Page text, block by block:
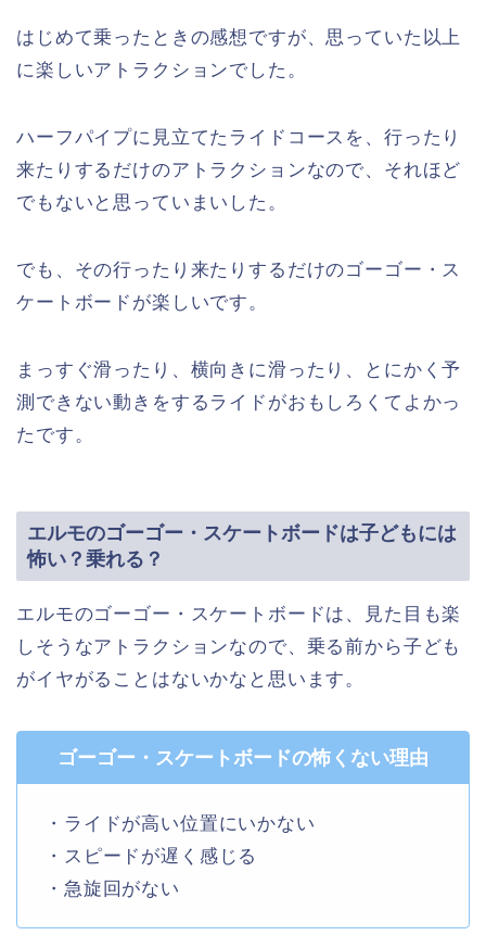
はじめて乗ったときの感想ですが、思っていた以上
に楽しいアトラクションでした。
ハーフパイプに見立てたライドコースを、行ったり
来たりするだけのアトラクションなので、それほど
でもないと思っていまいした。
でも、その行ったり来たりするだけのゴーゴー・ス
ケートボードが楽しいです。
まっすぐ滑ったり、横向きに滑ったり、とにかく予
測できない動きをするライドがおもしろくてよかっ
たです。
エルモのゴーゴー・スケートボードは子どもには
怖い？乗れる？
エルモのゴーゴー・スケートボードは、見た目も楽
しそうなアトラクションなので、乗る前から子ども
がイヤがることはないかなと思います。
ゴーゴー・スケートボードの怖くない理由
・ライドが高い位置にいかない
・スピードが遅く感じる
・急旋回がない